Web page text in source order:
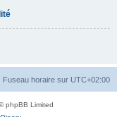
Fuseau horaire sur UTC+02:00
phpBB Limited